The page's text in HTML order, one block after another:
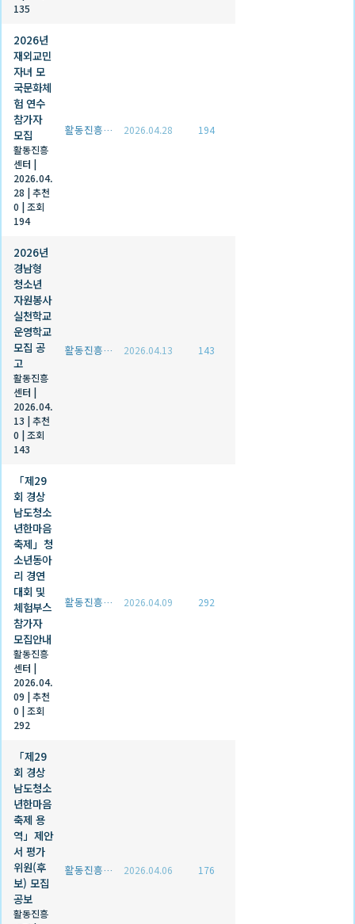
135
2026년
재외교민
자녀 모
국문화체
험 연수
참가자
모집
활동진흥
센터 |
2026.04.
28 |추천
0 |조회
194
활동진흥센터 2026.04.28 194
2026년
경남형
청소년
자원봉사
실천학교
운영학교
모집 공
고
활동진흥
센터 |
2026.04.
13 |추천
0 |조회
143
활동진흥센터 2026.04.13 143
「제29
회 경상
남도청소
년한마음
축제」청
소년동아
리 경연
대회 및
체험부스
참가자
모집안내
활동진흥
센터 |
2026.04.
09 |추천
0 |조회
292
활동진흥센터 2026.04.09 292
「제29
회 경상
남도청소
년한마음
축제 용
역」제안
서 평가
위원(후
보) 모집
공보
활동진흥
활동진흥센터 2026.04.06 176